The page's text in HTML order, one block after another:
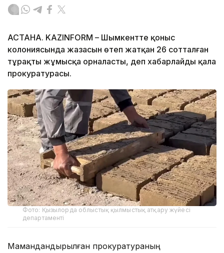
АСТАНА. KAZINFORM – Шымкентте қоныс
колониясында жазасын өтеп жатқан 26 сотталған
тұрақты жұмысқа орналасты, деп хабарлайды қала
прокуратурасы.
Фото: Қызылорда облыстық қылмыстық атқару жүйесі
департаменті
Мамандандырылған прокуратураның